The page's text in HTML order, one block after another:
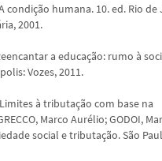
condição humana. 10. ed. Rio de
2001.
a educação: rumo à
Vozes, 2011.
à tributação com base na
Marco Aurélio; GODOI,
social e tributação. São